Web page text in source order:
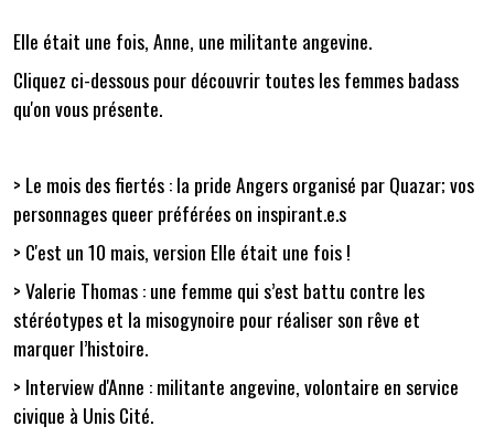
Elle était une fois, Anne, une militante angevine.
Cliquez ci-dessous pour découvrir toutes les femmes badass
qu'on vous présente.
> Le mois des fiertés : la pride Angers organisé par Quazar; vos
personnages queer préférées on inspirant.e.s
> C'est un 10 mais, version Elle était une fois !
> Valerie Thomas :une femme qui s’est battu contre les
stéréotypes et la misogynoire pour réaliser son rêve et
marquer l’histoire.
> Interview d'Anne : militante angevine, volontaire en service
civique à Unis Cité.